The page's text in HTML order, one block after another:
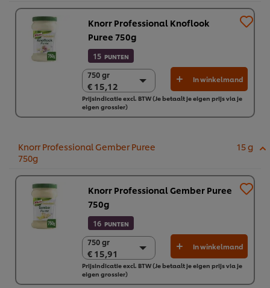
Knorr Professional Knoflook
Puree 750g
15 PUNTEN
750 gr
€ 15,12
750 gr
€ 15,12
2 x 750 gr
€ 30,23
In winkelmand
Prijsindicatie excl. BTW (Je betaalt je eigen prijs via je
eigen grossier)
Knorr Professional Gember Puree
750g
15 g
Knorr Professional Gember Puree
750g
16 PUNTEN
750 gr
€ 15,91
750 gr
€ 15,91
2 x 750 gr
€ 31,82
In winkelmand
Prijsindicatie excl. BTW (Je betaalt je eigen prijs via je
eigen grossier)